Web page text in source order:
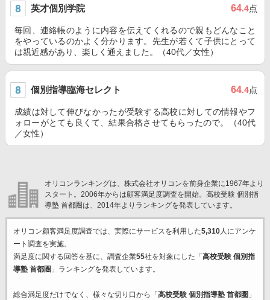
英才個別学院 64.4点
毎回、連絡帳のように内容を伝えてくれるので親もどんなこと
をやっているのかよく分かります。先生が若くて子供にとって
は親近感があり、楽しく通えました。（40代／女性）
個別指導臨海セレクト 64.4点
成績は対して伸びなかったが受験する高校に対しての情報やフ
ォローがとても良くて、結果合格させてもらったので。（40代
／女性）
オリコンランキングは、株式会社オリコンを前身企業に1967年より
スタート。2006年からは顧客満足度調査を開始。高校受験 個別指
導塾 首都圏は、2014年よりランキングを発表しています。
オリコン顧客満足度調査では、実際にサービスを利用した5,310人にアンケ
ート調査を実施。
満足度に関する回答を基に、調査企業55社を対象にした「 高校受験 個別指
導塾 首都圏 」ランキングを発表しています。
総合満足度だけでなく、様々な切り口から「 高校受験 個別指導塾 首都圏 」